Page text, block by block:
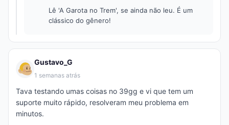
Lê 'A Garota no Trem', se ainda não leu. É um
clássico do gênero!
Gustavo_G
1 semanas atrás
Tava testando umas coisas no 39gg e vi que tem um
suporte muito rápido, resolveram meu problema em
minutos.